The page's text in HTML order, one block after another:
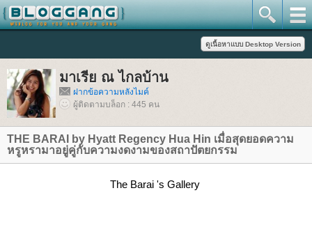
มาเรีย ณ ไกลบ้าน
ฝากข้อความหลังไมค์
ผู้ติดตามบล็อก : 445 คน
THE BARAI by Hyatt Regency Hua Hin เมื่อสุดยอดความ
หรูหรามาอยู่คู่กับความงดงามของสถาปัตยกรรม
The Barai 's Gallery